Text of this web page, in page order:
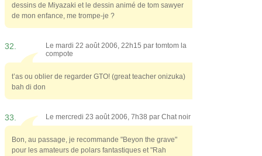
dessins de Miyazaki et le dessin animé de tom sawyer
de mon enfance, me trompe-je ?
32. Le mardi 22 août 2006, 22h15 par tomtom la
compote
t’as ou oblier de regarder GTO! (great teacher onizuka)
bah di don
33. Le mercredi 23 août 2006, 7h38 par Chat noir
Bon, au passage, je recommande "Beyon the grave"
pour les amateurs de polars fantastiques et "Rah